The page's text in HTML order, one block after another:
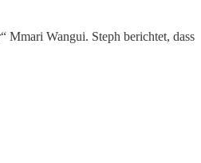
Mmari Wangui. Steph berichtet, dass